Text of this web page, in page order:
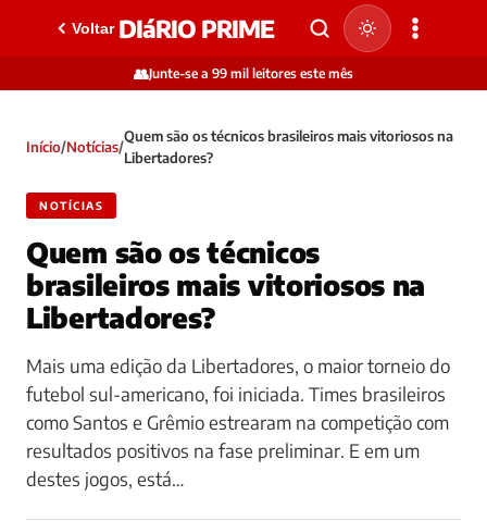
Voltar DIáRIO PRIME
👥Junte-se a 99 mil leitores este mês
Início/Notícias/
Quem são os técnicos brasileiros mais vitoriosos na
Libertadores?
NOTÍCIAS
Quem são os técnicos
brasileiros mais vitoriosos na
Libertadores?
Mais uma edição da Libertadores, o maior torneio do
futebol sul-americano, foi iniciada. Times brasileiros
como Santos e Grêmio estrearam na competição com
resultados positivos na fase preliminar. E em um
destes jogos, está…